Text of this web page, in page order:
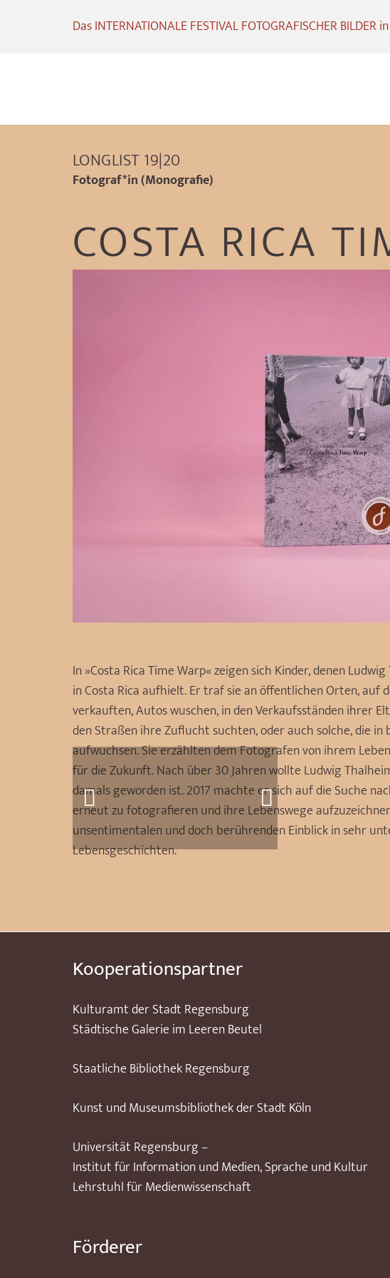
Das INTERNATIONALE FESTIVAL FOTOGRAFISCHER
LONGLIST 19|20
Fotograf*in (Monografie)
COSTA RICA
In »Costa Rica Time Warp« zeigen sich Kinder, denen
in Costa Rica aufhielt. Er traf sie an öffentlichen Orten, auf
verkauften, Autos wuschen, in den Verkaufsständen ihrer
den Straßen ihre Zuflucht suchten, oder auch solche, die
aufwuchsen. Sie erzählten dem Fotografen von ihrem
für die Zukunft. Nach über 30 Jahren wollte Ludwig
damals geworden ist. 2017 machte er sich auf die Suche
erneut zu fotografieren und ihre Lebenswege
unsentimentalen und doch berührenden Einblick in sehr
Lebensgeschichten.
Kooperationspartner
Kulturamt der Stadt Regensburg
Städtische Galerie im Leeren Beutel
Staatliche Bibliothek Regensburg
Kunst und Museumsbibliothek der Stadt Köln
Universität Regensburg –
Institut für Information und Medien, Sprache und Kultur
Lehrstuhl für Medienwissenschaft
Förderer